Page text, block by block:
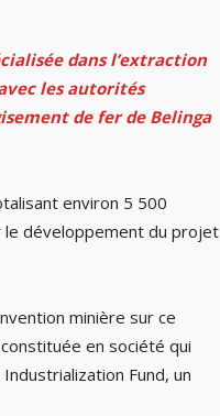
dans l’extraction
les autorités
de fer de Belinga
environ 5 500
le développement du projet
minière sur ce
en société qui
Fund, un